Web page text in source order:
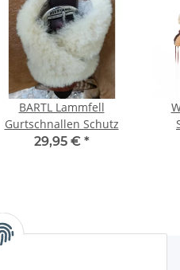
BARTL Lammfell
Gurtschnallen Schutz
29,95 € *